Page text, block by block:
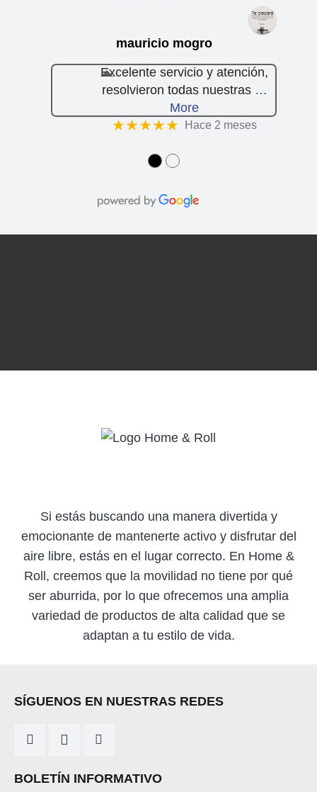
mauricio mogro
Excelente servicio y atención,
resolvieron todas nuestras …
More
★★★★★ Hace 2 meses
●●
Si estás buscando una manera divertida y
emocionante de mantenerte activo y disfrutar del
aire libre, estás en el lugar correcto. En Home &
Roll, creemos que la movilidad no tiene por qué
ser aburrida, por lo que ofrecemos una amplia
variedad de productos de alta calidad que se
adaptan a tu estilo de vida.
SÍGUENOS EN NUESTRAS REDES
BOLETÍN INFORMATIVO